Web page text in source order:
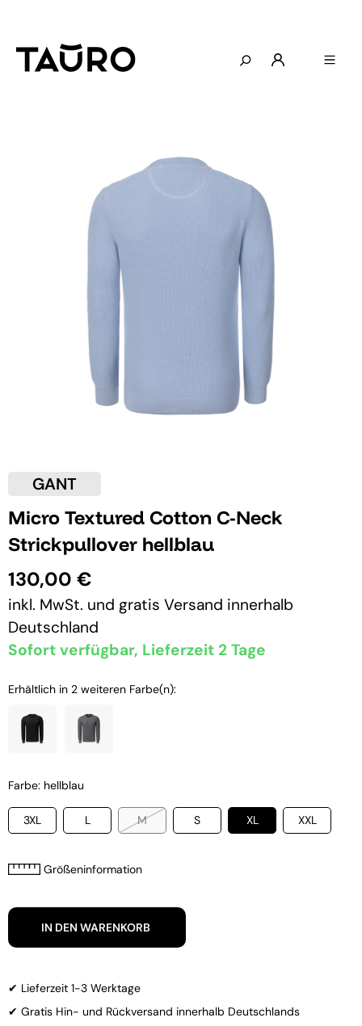
GANT
Micro Textured Cotton C-Neck
Strickpullover hellblau
130,00 €
inkl. MwSt. und gratis Versand innerhalb
Deutschland
Sofort verfügbar, Lieferzeit 2 Tage
Erhältlich in 2 weiteren Farbe(n):
Farbe: hellblau
3XL L M S XL XXL
Größeninformation
IN DEN WARENKORB
✔ Lieferzeit 1-3 Werktage
✔ Gratis Hin- und Rückversand innerhalb Deutschlands